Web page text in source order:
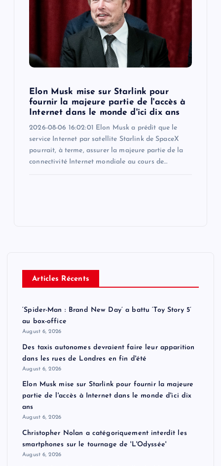
Elon Musk mise sur Starlink pour
fournir la majeure partie de l'accès à
Internet dans le monde d'ici dix ans
2026-08-06 16:02:01 Elon Musk a prédit que le
service Internet par satellite Starlink de SpaceX
pourrait, à terme, assurer la majeure partie de la
connectivité Internet mondiale au cours de…
Articles Récents
‘Spider-Man : Brand New Day’ a battu ‘Toy Story 5’
au box-office
August 6, 2026
Des taxis autonomes devraient faire leur apparition
dans les rues de Londres en fin d'été
August 6, 2026
Elon Musk mise sur Starlink pour fournir la majeure
partie de l'accès à Internet dans le monde d'ici dix
ans
August 6, 2026
Christopher Nolan a catégoriquement interdit les
smartphones sur le tournage de 'L'Odyssée'
August 6, 2026